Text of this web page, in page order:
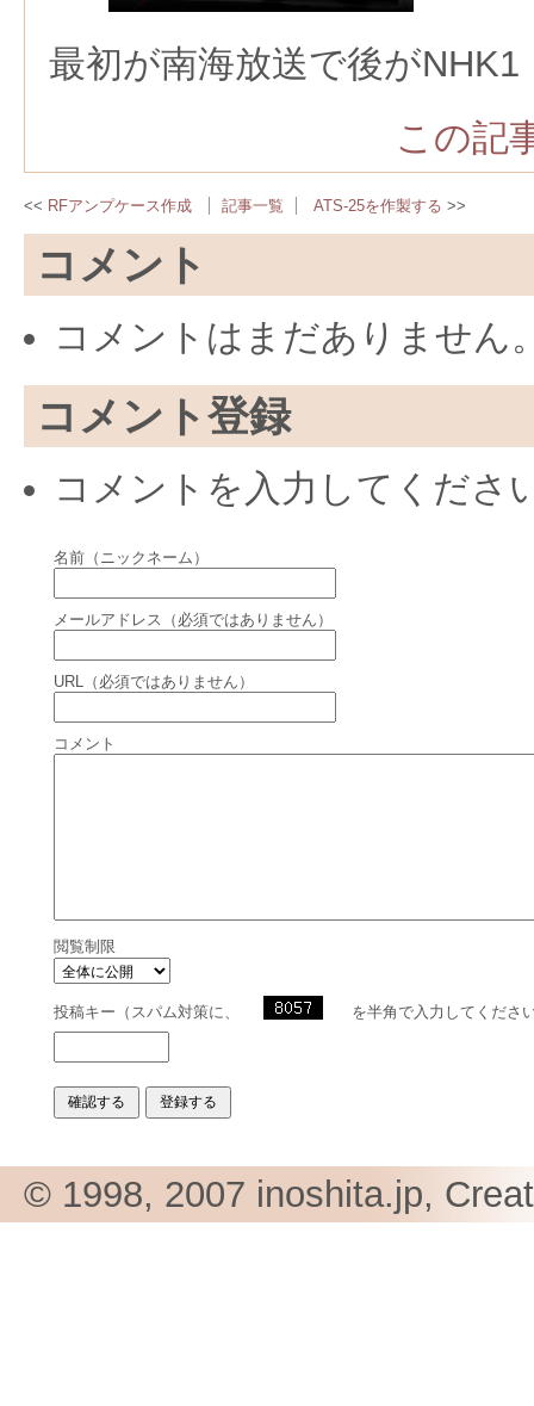
最初が南海放送で後がNHK1
この記
RFアンプケース作成 記事一覧 ATS-25を作製する
コメント
コメントはまだありません
コメント登録
コメントを入力してくださ
名前（ニックネーム）
メールアドレス（必須ではありません）
URL（必須ではありません）
コメント
閲覧制限
投稿キー（スパム対策に、 を半角で入力してくださ
© 1998, 2007 inoshita.jp,